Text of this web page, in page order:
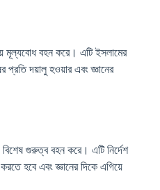
মূল্যবোধ বহন করে। এটি ইসলামের
প্রতি দয়ালু হওয়ার এবং জ্ঞানের
গুরুত্ব বহন করে। এটি নির্দেশ
হবে এবং জ্ঞানের দিকে এগিয়ে